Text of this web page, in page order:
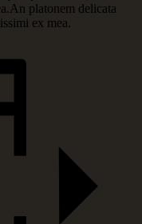
platonem delicata
ex mea.